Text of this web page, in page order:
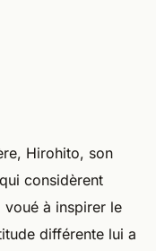
Hirohito, son
considèrent
voué à inspirer le
différente lui a